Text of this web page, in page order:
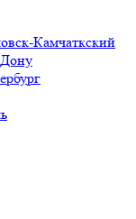
Камчаткский